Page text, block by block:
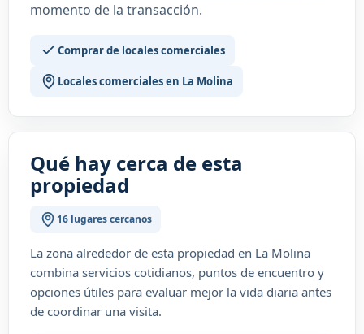
momento de la transacción.
Comprar de locales comerciales
Locales comerciales en La Molina
Qué hay cerca de esta
propiedad
16 lugares cercanos
La zona alrededor de esta propiedad en La Molina
combina servicios cotidianos, puntos de encuentro y
opciones útiles para evaluar mejor la vida diaria antes
de coordinar una visita.